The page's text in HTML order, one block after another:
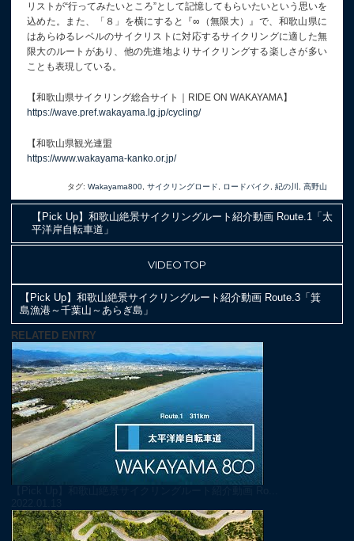
リストが“行ってみたいところ”として記憶してもらいたいという思いを
込めた。また、「８」を横にすると『∞（無限大）』で、和歌山県に
はあらゆるレベルのサイクリストに対応するサイクリングに適した無
限大のルートがあり、他の先進地よりサイクリングする楽しさが多い
ことも表現している。
【和歌山県サイクリング総合サイト｜RIDE ON WAKAYAMA】
https://wave.pref.wakayama.lg.jp/cycling/
【和歌山県観光連盟
https://www.wakayama-kanko.or.jp/
タグ: Wakayama800 サイクリングロード ロードバイク 紀の川 高野山
【Pick Up】和歌山絶景サイクリングルート紹介動画 Route.1「太
平洋岸自転車道」
VIDEO TOP
【Pick Up】和歌山絶景サイクリングルート紹介動画 Route.3「箕
島漁港～千葉山～あらぎ島」
RELATED ENTRY